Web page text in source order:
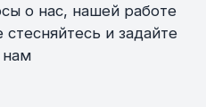
о нас, нашей работе
и задайте
нам